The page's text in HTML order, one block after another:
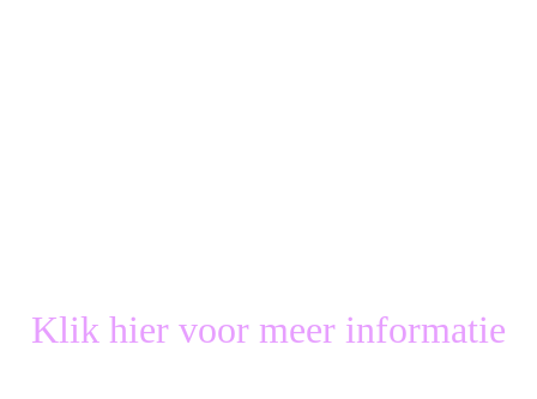
Klik hier voor meer informatie